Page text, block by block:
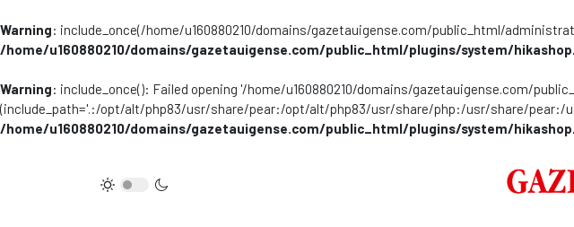
Warning: include_once(/home/u160880210/domains/gazetauigense.com/public_html/
/home/u160880210/domains/gazetauigense.com/public_html/plugins/system/
Warning: include_once(): Failed opening '/home/u160880210/domains/gazetauigense.com/
(include_path='.:/opt/alt/php83/usr/share/pear:/opt/alt/php83/usr/share/php:/usr/share/pear:/
/home/u160880210/domains/gazetauigense.com/public_html/plugins/system/